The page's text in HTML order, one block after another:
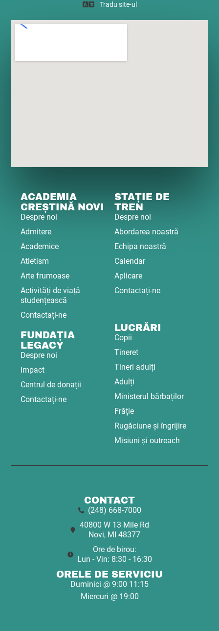
Tradu site-ul
ACADEMIA
CREȘTINĂ NOVI
Despre noi
Admitere
Academice
Atletism
Arte frumoase
Activități de viață
studențească
Contactați-ne
STAȚIE DE
TREN
Despre noi
Abordarea noastră
Echipa noastră
Calendar
Aplicare
Contactați-ne
FUNDAȚIA
LEGACY
Despre noi
Impact
Centrul de donații
Contactați-ne
LUCRĂRI
Copii
Tineret
Tineri adulți
Adulți
Ministerul bărbaților
Frăție
Rugăciune și îngrijire
Misiuni și outreach
CONTACT
(248) 668-7000
40800 W 13 Mile Rd
Novi, MI 48377
Ore de birou:
Lun - Vin: 8:30 - 16:30
ORELE DE SERVICIU
Duminici @ 9:00 11:15
Miercuri @ 19:00